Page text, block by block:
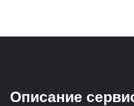
Описание